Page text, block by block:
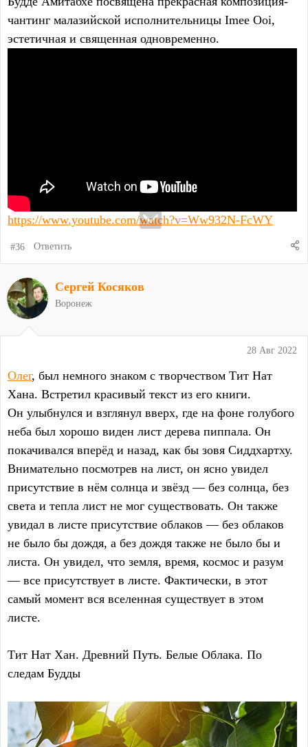
чантинг малазийской исполнительницы Imee Ooi,
эстетичная и священная одновременно.
https://www.youtube.com/watch?v=Ww932N-FcWY
#36 Ответить
28 Авг 2022
Олег, был немного знаком с творчеством Тит Нат
Хана. Встретил красивый текст из его книги.
Он улыбнулся и взглянул вверх, где на фоне голубого
неба был хорошо виден лист дерева пиппала. Он
покачивался вперёд и назад, как бы зовя Сиддхартху.
Внимательно посмотрев на лист, он ясно увидел
присутствие в нём солнца и звёзд — без солнца, без
света и тепла лист не мог существовать. Он также
увидал в листе присутствие облаков — без облаков
не было бы дождя, а без дождя также не было бы и
листа. Он увидел, что земля, время, космос и разум
— все присутствует в листе. Фактически, в этот
самый момент вся вселенная существует в этом
листе.
Тит Нат Хан. Древний Путь. Белые Облака. По
следам Будды
Сергей Косяков
Воронеж